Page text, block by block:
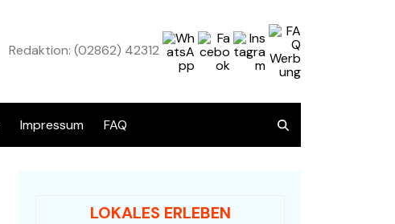
Redaktion: (02862) 42312
Impressum FAQ
LOKALES ERLEBEN